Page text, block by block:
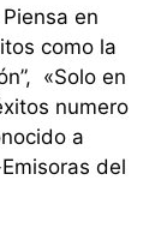
en
como la
«Solo en
numero
a
del